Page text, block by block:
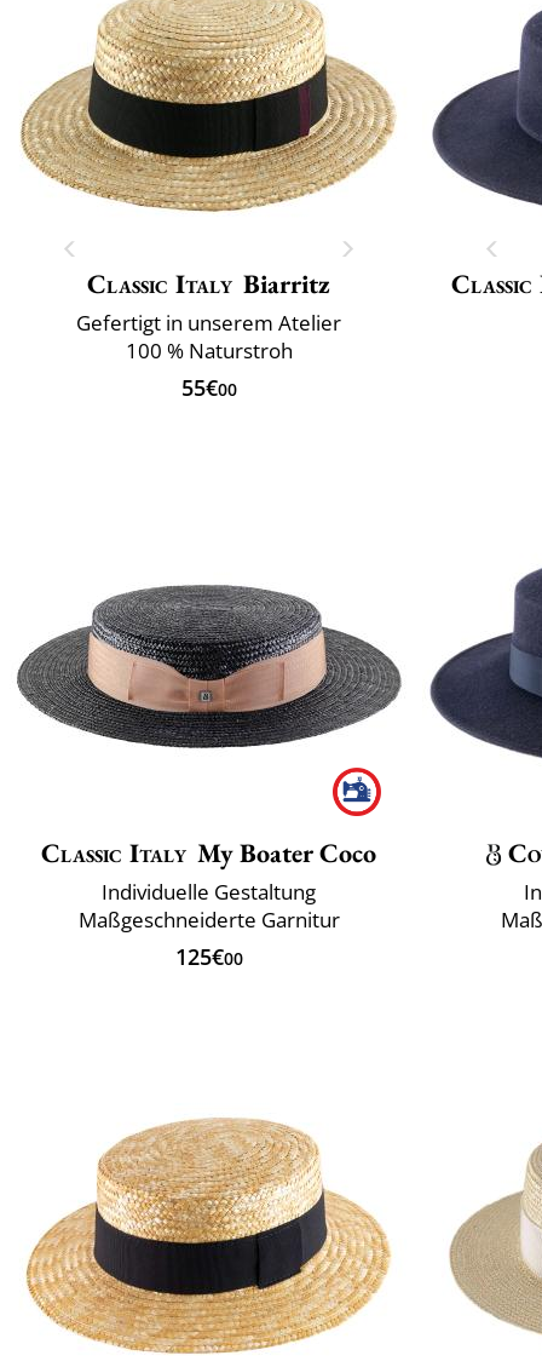
Classic Italy Biarritz
Gefertigt in unserem Atelier
100 % Naturstroh
55€00
Classic Italy My Boater Coco
Individuelle Gestaltung
Maßgeschneiderte Garnitur
125€00